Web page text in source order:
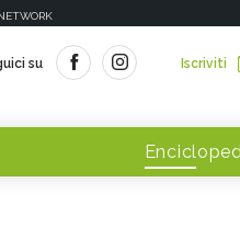
su Iscriviti